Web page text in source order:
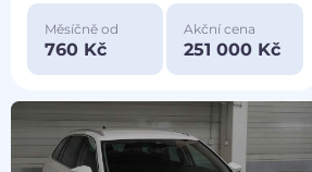
Měsíčně od
760 Kč
Akční cena
251 000 Kč